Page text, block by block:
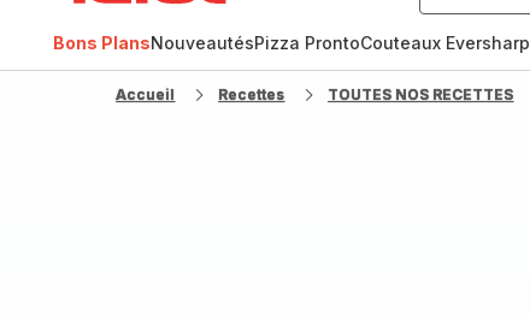
Bons PlansNouveautésPizza ProntoCouteaux Eversharp
Accueil Recettes TOUTES NOS RECETTES